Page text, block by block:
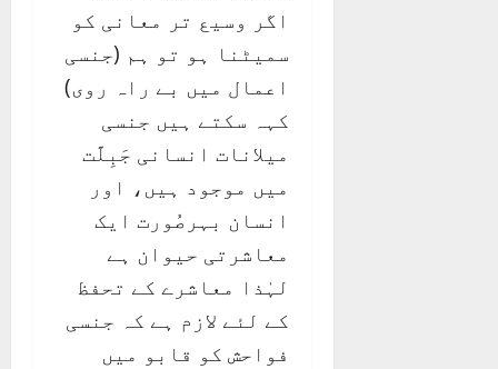
اگر وسیع تر معانی کو
سمیٹنا ہو تو ہم (جنسی
اعمال میں بے راہ روی)
کہہ سکتے ہیں جنسی
میلانات انسانی جَبِلَّت
میں موجود ہیں، اور
انسان بہرصُورت ایک
معاشرتی حیوان ہے
لہٰذا معاشرے کے تحفظ
کے لئے لازم ہے کہ جنسی
فواحش کو قابو میں